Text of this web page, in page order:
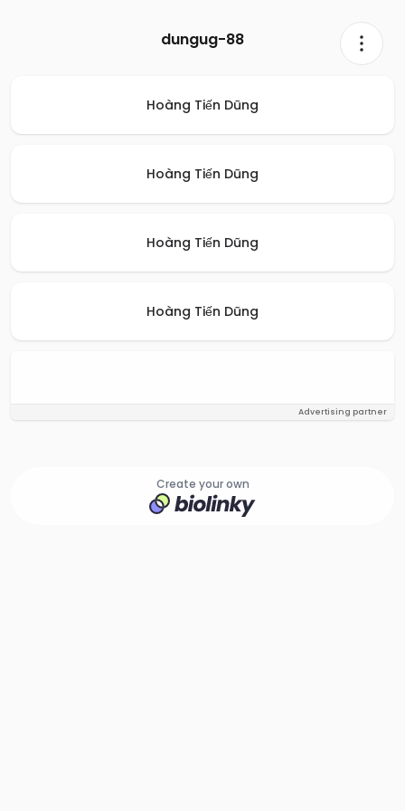
dungug-88
Hoàng Tiến Dũng
Hoàng Tiến Dũng
Hoàng Tiến Dũng
Hoàng Tiến Dũng
Advertising partner
Create your own